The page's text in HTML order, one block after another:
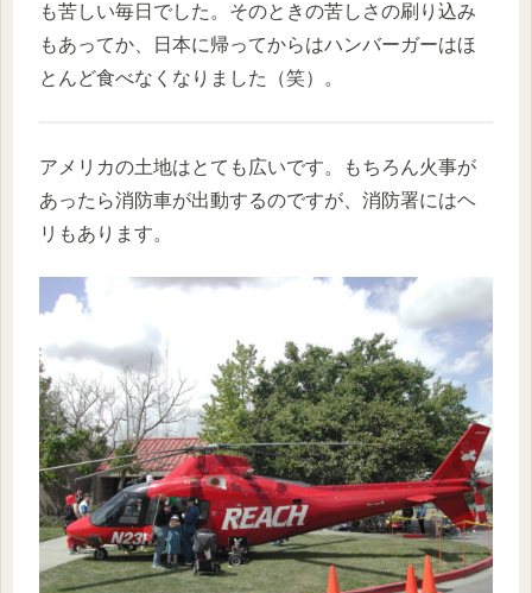
も苦しい毎日でした。そのときの苦しさの刷り込み
もあってか、日本に帰ってからはハンバーガーはほ
とんど食べなくなりました（笑）。
アメリカの土地はとても広いです。もちろん火事が
あったら消防車が出動するのですが、消防署にはヘ
リもあります。